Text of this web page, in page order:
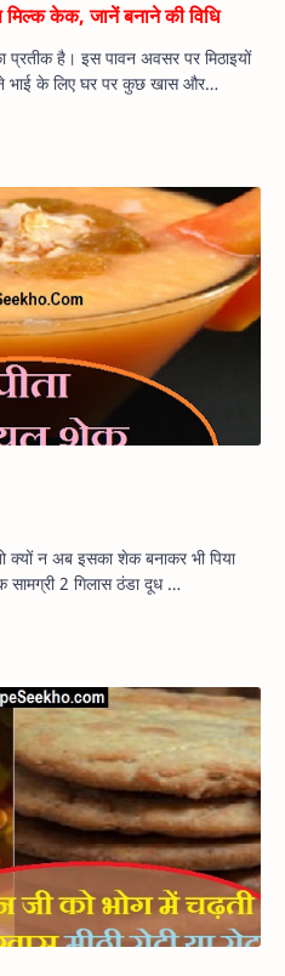
मिल्क केक, जानें बनाने की विधि
प्रतीक है। इस पावन अवसर पर मिठाइयों
भाई के लिए घर पर कुछ खास और
क्यों न अब इसका शेक बनाकर भी पिया
जाए. जानें इसे बनाने की विधि... आवश्यक सामग्री 2 गिलास ठंडा दूध …